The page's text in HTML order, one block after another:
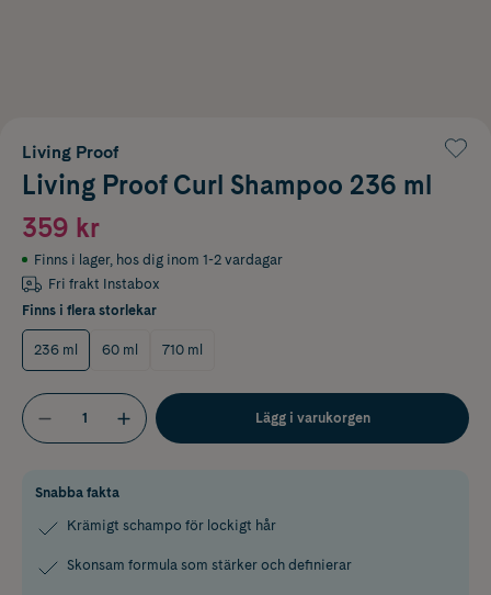
Living Proof
Living Proof Curl Shampoo 236 ml
359 kr
Finns i lager, hos dig inom 1-2 vardagar
Fri frakt Instabox
Finns i flera storlekar
236 ml 60 ml 710 ml
Lägg i varukorgen
Snabba fakta
Krämigt schampo för lockigt hår
Skonsam formula som stärker och definierar